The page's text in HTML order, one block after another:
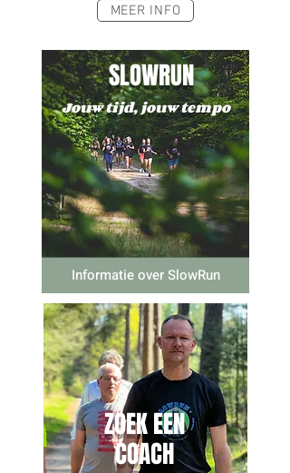
MEER INFO
SLOWRUN
Jouw tijd, jouw tempo
Informatie over SlowRun
ZOEK EEN
COACH